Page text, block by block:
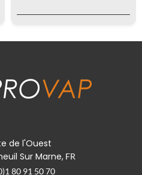
de l'Ouest
Sur Marne,FR
80 91 50 70